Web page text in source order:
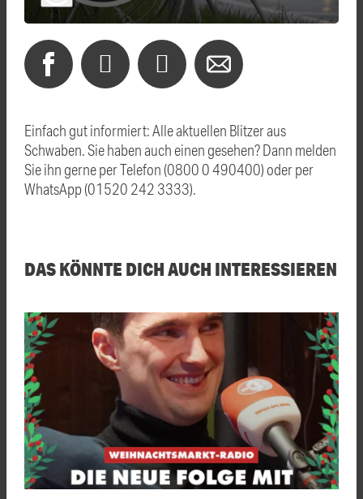
Einfach gut informiert: Alle aktuellen Blitzer aus
Schwaben. Sie haben auch einen gesehen? Dann melden
Sie ihn gerne per Telefon (0800 0 490400) oder per
WhatsApp (01520 242 3333).
DAS KÖNNTE DICH AUCH INTERESSIEREN